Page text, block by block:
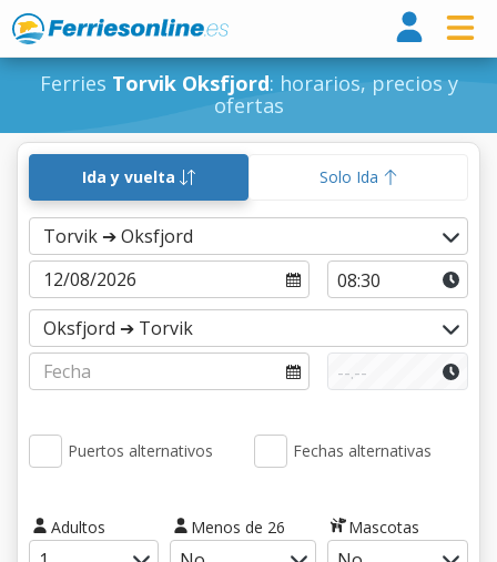
Ferries Torvik Oksfjord: horarios, precios y
ofertas
Ida y vuelta Solo Ida
Puertos alternativos Fechas alternativas
Adultos Menos de 26 Mascotas